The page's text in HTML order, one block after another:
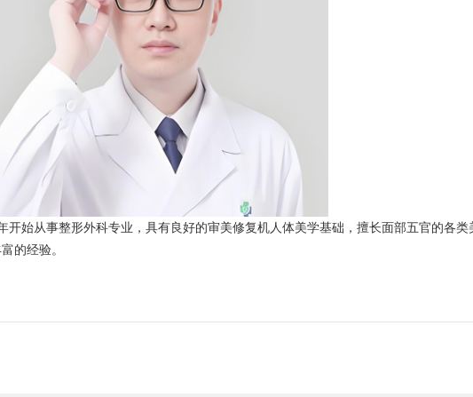
开始从事整形外科专业，具有良好的审美修复机人体美学基础，擅长面部五官的各
的经验。